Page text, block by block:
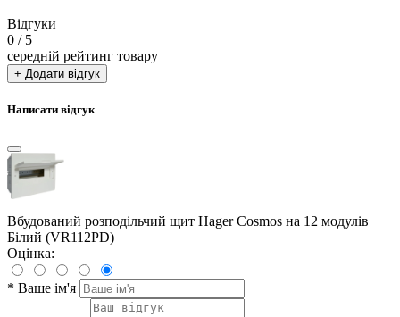
Відгуки
0 / 5
середній рейтинг товару
+ Додати відгук
Написати відгук
Вбудований розподільчий щит Hager Cosmos на 12 модулів
Білий (VR112PD)
Оцінка:
* Ваше ім'я